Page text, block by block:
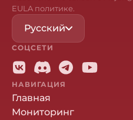
EULA политике.
Русский
СОЦСЕТИ
НАВИГАЦИЯ
Главная
Мониторинг